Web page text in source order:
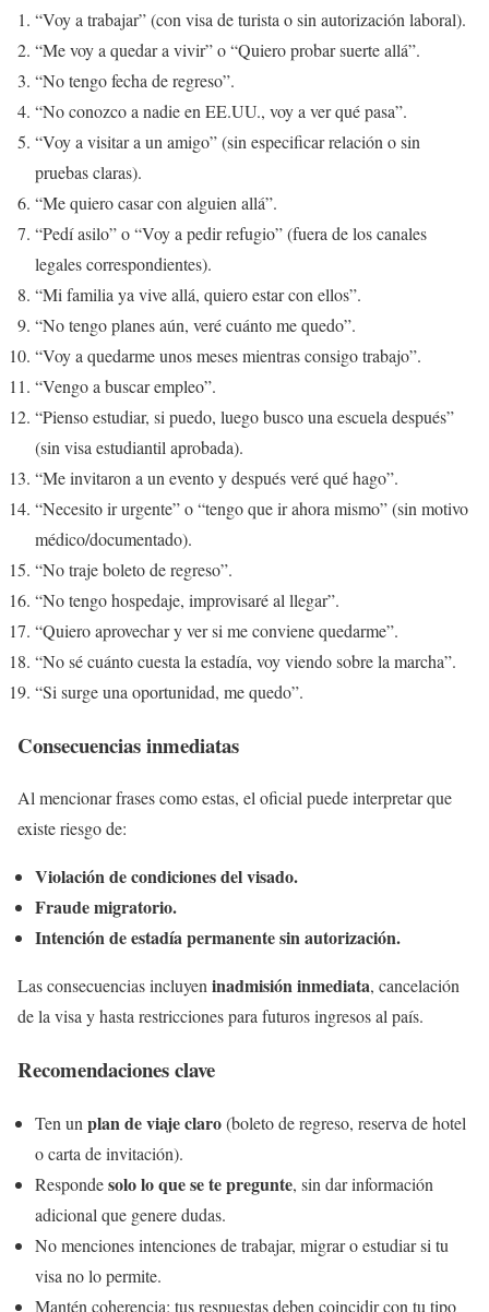
“Voy a trabajar” (con visa de turista o sin autorización laboral).
“Me voy a quedar a vivir” o “Quiero probar suerte allá”.
“No tengo fecha de regreso”.
“No conozco a nadie en EE.UU., voy a ver qué pasa”.
“Voy a visitar a un amigo” (sin especificar relación o sin
pruebas claras).
“Me quiero casar con alguien allá”.
“Pedí asilo” o “Voy a pedir refugio” (fuera de los canales
legales correspondientes).
“Mi familia ya vive allá, quiero estar con ellos”.
“No tengo planes aún, veré cuánto me quedo”.
“Voy a quedarme unos meses mientras consigo trabajo”.
“Vengo a buscar empleo”.
“Pienso estudiar, si puedo, luego busco una escuela después”
(sin visa estudiantil aprobada).
“Me invitaron a un evento y después veré qué hago”.
“Necesito ir urgente” o “tengo que ir ahora mismo” (sin motivo
médico/documentado).
“No traje boleto de regreso”.
“No tengo hospedaje, improvisaré al llegar”.
“Quiero aprovechar y ver si me conviene quedarme”.
“No sé cuánto cuesta la estadía, voy viendo sobre la marcha”.
“Si surge una oportunidad, me quedo”.
Consecuencias inmediatas
Al mencionar frases como estas, el oficial puede interpretar que
existe riesgo de:
Violación de condiciones del visado.
Fraude migratorio.
Intención de estadía permanente sin autorización.
Las consecuencias incluyeninadmisión inmediata, cancelación
de la visa y hasta restricciones para futuros ingresos al país.
Recomendaciones clave
Ten un plan de viaje claro(boleto de regreso, reserva de hotel
o carta de invitación).
Respondesolo lo que se te pregunte, sin dar información
adicional que genere dudas.
No menciones intenciones de trabajar, migrar o estudiar si tu
visa no lo permite.
Mantén coherencia: tus respuestas deben coincidir con tu tipo